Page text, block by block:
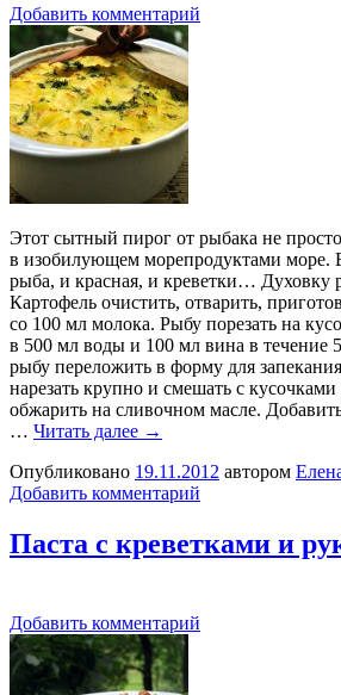
Добавить комментарий
Этот сытный пирог от рыбака не
в изобилующем морепродуктами море.
рыба, и красная, и креветки… Духовку
Картофель очистить, отварить,
со 100 мл молока. Рыбу порезать на
в 500 мл воды и 100 мл вина в течение
рыбу переложить в форму для
нарезать крупно и смешать с
обжарить на сливочном масле.
… Читать далее →
Опубликовано 19.11.2012 автором
Добавить комментарий
Паста с креветками и
Добавить комментарий